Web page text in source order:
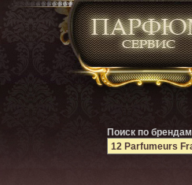
Поиск по брендам